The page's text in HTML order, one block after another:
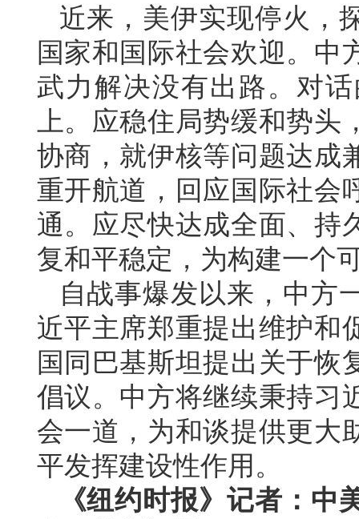
近来，美伊实现停火，
国家和国际社会欢迎。中
武力解决没有出路。对
上。应稳住局势缓和势头
协商，就伊核等问题达成
重开航道，回应国际社会
通。应尽快达成全面、持
复和平稳定，为构建一个
自战事爆发以来，中方
近平主席郑重提出维护和
国同巴基斯坦提出关于恢
倡议。中方将继续秉持习
会一道，为和谈提供更大
平发挥建设性作用。
《纽约时报》记者：